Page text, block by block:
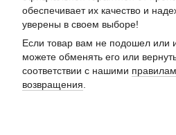
обеспечивает их качество и
уверены в своем выборе!
Если товар вам не подошел или
можете обменять его или
соответствии с нашими
возвращения